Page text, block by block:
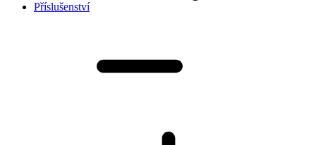
Příslušenství